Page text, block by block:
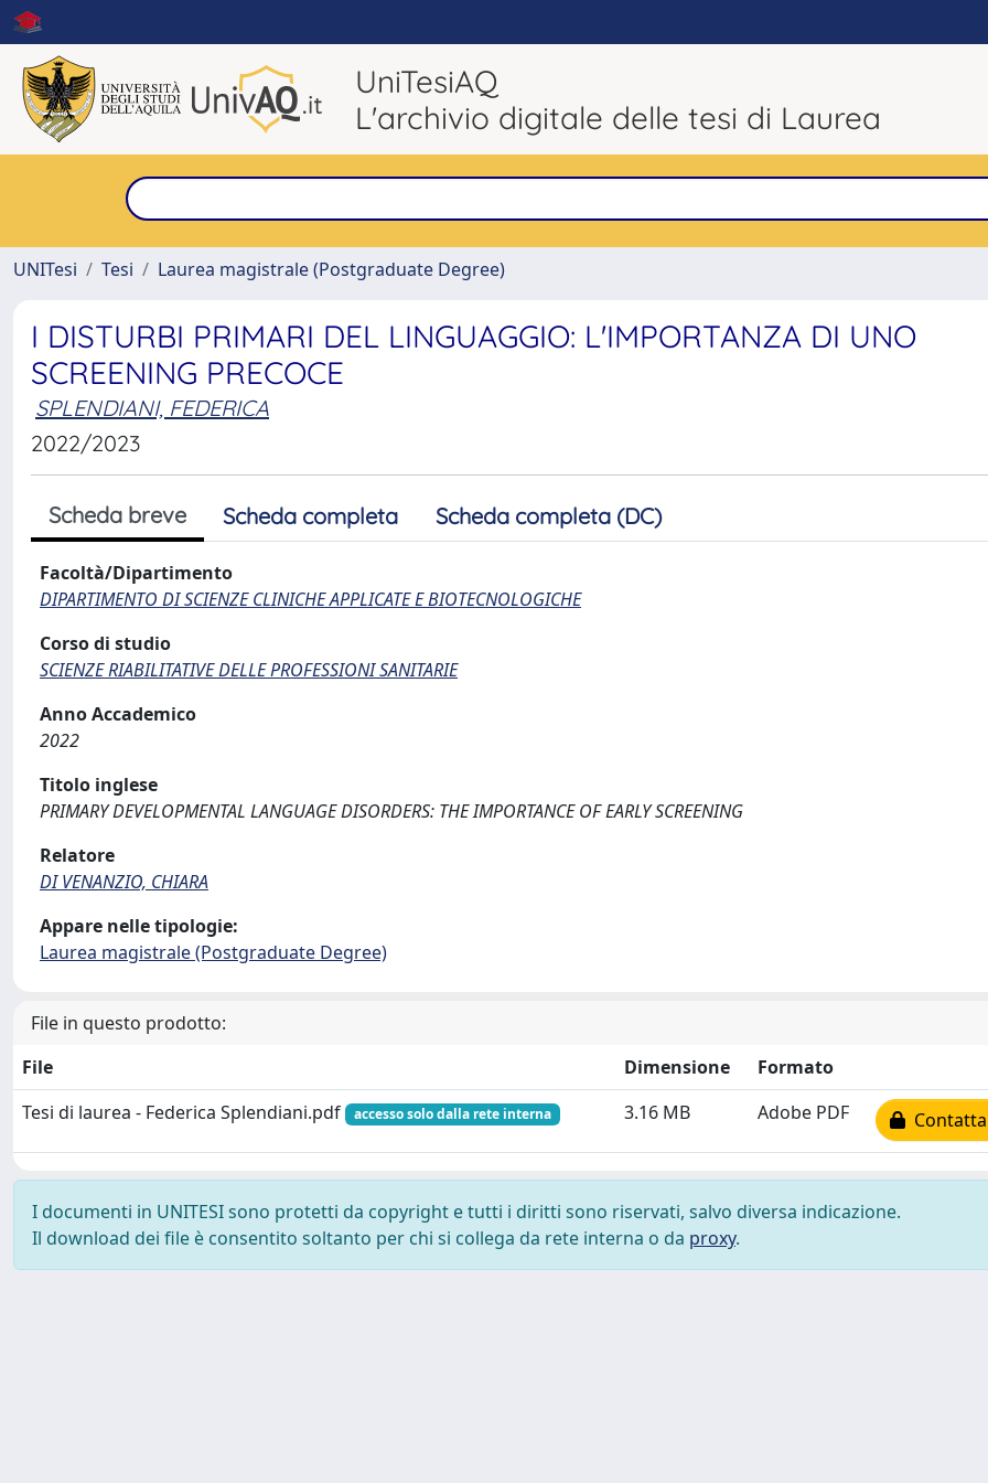
UniTesiAQ
L'archivio digitale delle tesi di Laurea
UNITesi
Tesi Laurea magistrale (Postgraduate Degree)
I DISTURBI PRIMARI DEL LINGUAGGIO: L'IMPORTANZA DI UNO
SCREENING PRECOCE
SPLENDIANI, FEDERICA
2022/2023
Scheda breve Scheda completa Scheda completa (DC)
Facoltà/Dipartimento
DIPARTIMENTO DI SCIENZE CLINICHE APPLICATE E BIOTECNOLOGICHE
Corso di studio
SCIENZE RIABILITATIVE DELLE PROFESSIONI SANITARIE
Anno Accademico
2022
Titolo inglese
PRIMARY DEVELOPMENTAL LANGUAGE DISORDERS: THE IMPORTANCE OF EARLY SCREENING
Relatore
DI VENANZIO, CHIARA
Appare nelle tipologie:
Laurea magistrale (Postgraduate Degree)
File in questo prodotto:
File
Dimensione
Formato
Tesi di laurea - Federica Splendiani.pdf
accesso solo dalla rete interna 3.16 MB Adobe PDF
I documenti in UNITESI sono protetti da copyright e tutti i diritti sono riservati, salvo diversa indicazione.
Il download dei file è consentito soltanto per chi si collega da rete interna o da proxy.